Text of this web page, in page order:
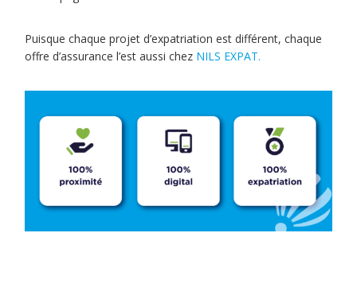
Puisque chaque projet d’expatriation est différent, chaque
offre d’assurance l’est aussi chez NILS EXPAT.